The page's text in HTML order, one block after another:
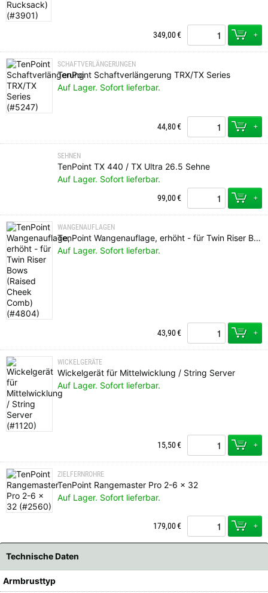
349,00€ +
SCHAFTVERLÄNGERUNGEN
TenPoint Schaftverlängerung TRX/TX Series
Auf Lager. Sofort lieferbar.
44,80€ +
SEHNEN
TenPoint TX 440 / TX Ultra 26.5 Sehne
Auf Lager. Sofort lieferbar.
99,00€ +
WANGENAUFLAGEN
TenPoint Wangenauflage, erhöht - für Twin Riser Bows (Raised Cheek Comb)
Auf Lager. Sofort lieferbar.
43,90€ +
WICKELGERÄTE
Wickelgerät für Mittelwicklung / String Server
Auf Lager. Sofort lieferbar.
15,50€ +
ZIELFERNROHRE
TenPoint Rangemaster Pro 2-6 x 32
Auf Lager. Sofort lieferbar.
179,00€ +
Technische Daten
Armbrusttyp